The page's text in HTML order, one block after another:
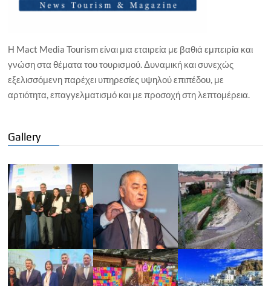
Η Mact Media Tourism είναι μια εταιρεία με βαθιά εμπειρία και
γνώση στα θέματα του τουρισμού. Δυναμική και συνεχώς
εξελισσόμενη παρέχει υπηρεσίες υψηλού επιπέδου, με
αρτιότητα, επαγγελματισμό και με προσοχή στη λεπτομέρεια.
Gallery